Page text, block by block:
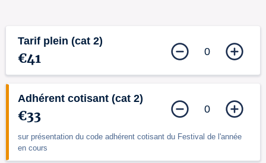
Tarif plein (cat 2)
€41 0
Adhérent cotisant (cat 2)
€33
sur présentation du code adhérent cotisant du Festival de l'année
en cours
0